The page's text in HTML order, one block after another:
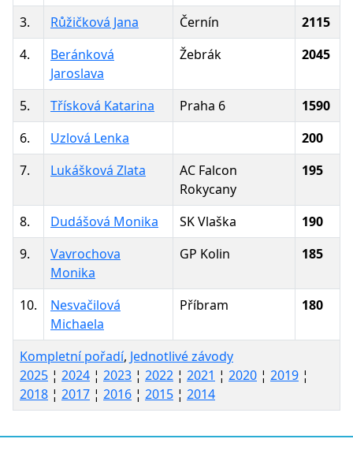
3.
Růžičková Jana Černín
2115
4.
Beránková
Jaroslava
Žebrák 2045
5. Třísková Katarina Praha 6
1590
6.
Uzlová Lenka
200
7.
Lukášková Zlata
AC Falcon
Rokycany
195
8. Dudášová Monika SK Vlaška
190
9.
Vavrochova
Monika
GP Kolin 185
10.
Nesvačilová
Michaela
Příbram 180
Kompletní pořadí, Jednotlivé závody
2025 ¦ 2024 ¦ 2023 ¦ 2022 ¦ 2021 ¦ 2020 ¦ 2019 ¦
2018 ¦ 2017 ¦ 2016 ¦ 2015 ¦ 2014